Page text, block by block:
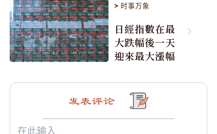
> 时事万象
日經指數在最
大跌幅後一天
迎來最大漲幅
发表评论